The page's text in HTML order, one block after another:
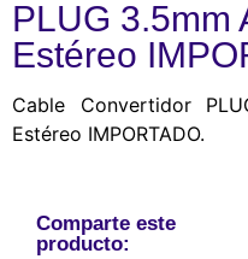
PLUG 3.5mm
Estéreo
Cable Convertidor
Estéreo IMPORTADO.
Comparte este
producto: